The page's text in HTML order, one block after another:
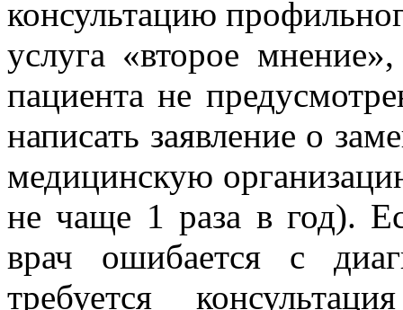
консультацию
услуга «второе
пациента не
написать заявление о
медицинскую
не чаще 1 раза в год).
врач ошибается с
требуется